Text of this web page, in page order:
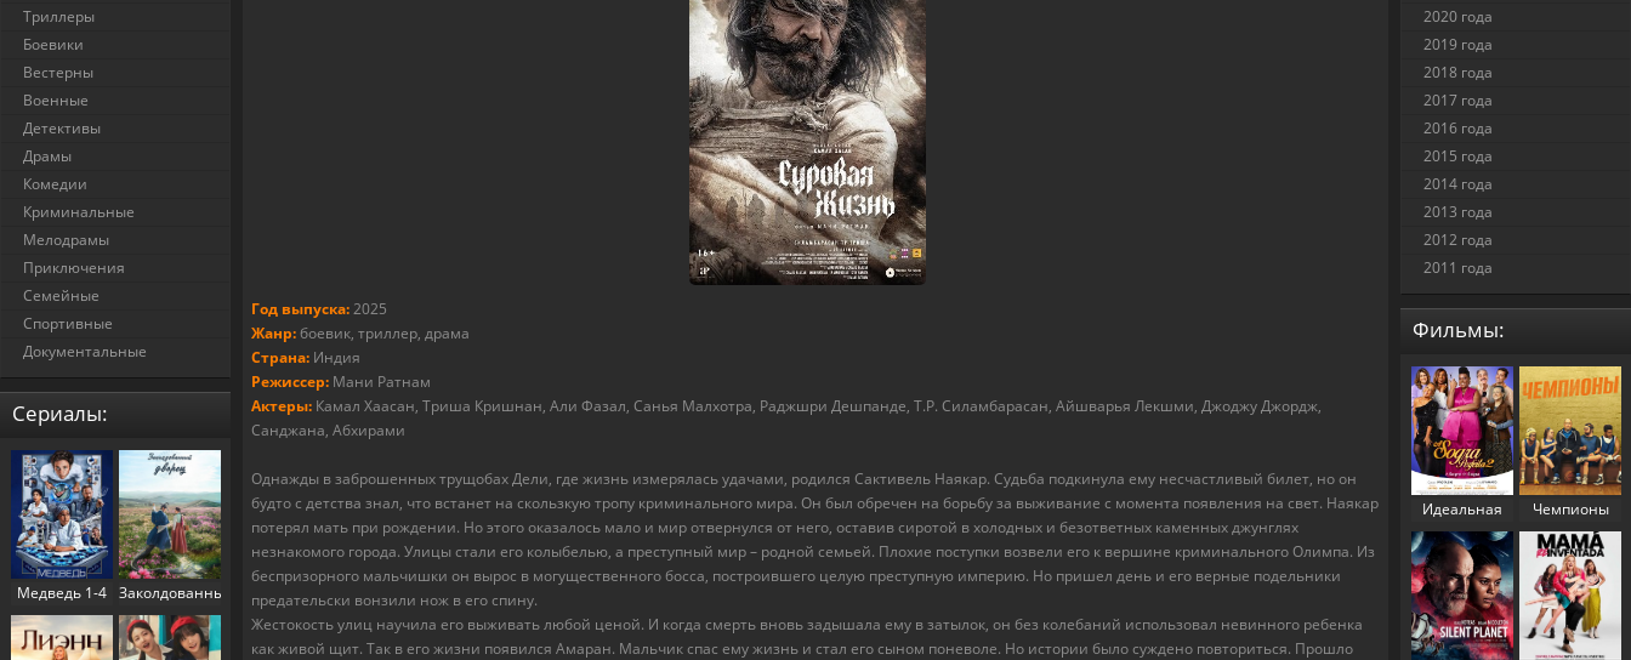
Год выпуска:2025
Жанр:боевик, триллер, драма
Страна: Индия
Режиссер: Мани Ратнам
Актеры: Камал Хаасан, Триша Кришнан, Али Фазал, Санья Малхотра, Раджшри Дешпанде, Т.Р. Силамбарасан, Айшварья Лекшми, Джоджу Джордж,
Санджана, Абхирами
Однажды в заброшенных трущобах Дели, где жизнь измерялась удачами, родился Сактивель Наякар. Судьба подкинула ему несчастливый билет, но он
будто с детства знал, что встанет на скользкую тропу криминального мира. Он был обречен на борьбу за выживание с момента появления на свет. Наякар
потерял мать при рождении. Но этого оказалось мало и мир отвернулся от него, оставив сиротой в холодных и безответных каменных джунглях
незнакомого города. Улицы стали его колыбелью, а преступный мир – родной семьей. Плохие поступки возвели его к вершине криминального Олимпа. Из
беспризорного мальчишки он вырос в могущественного босса, построившего целую преступную империю. Но пришел день и его верные подельники
предательски вонзили нож в его спину.
Жестокость улиц научила его выживать любой ценой. И когда смерть вновь задышала ему в затылок, он без колебаний использовал невинного ребенка
как живой щит. Так в его жизни появился Амаран. Мальчик спас ему жизнь и стал его сыном поневоле. Но истории было суждено повториться. Прошло
Триллеры
Боевики
Вестерны
Военные
Детективы
Драмы
Комедии
Криминальные
Мелодрамы
Приключения
Семейные
Спортивные
Документальные
Cериалы:
Медведь 1-4
сезон (2022-
2025)
Заколдованный
дворец 1
сезон (2025)
2020 года
2019 года
2018 года
2017 года
2016 года
2015 года
2014 года
2013 года
2012 года
2011 года
Фильмы:
Идеальная
свекровь 2
(2025)
Чемпионы
(2023)